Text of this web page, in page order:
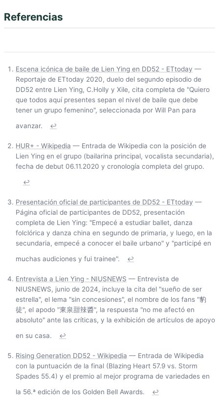
Referencias
Escena icónica de baile de Lien Ying en DD52 - ETtoday —
Reportaje de ETtoday 2020, duelo del segundo episodio de
DD52 entre Lien Ying, C.Holly y Xile, cita completa de "Quiero
que todos aquí presentes sepan el nivel de baile que debe
tener un grupo femenino", seleccionada por Will Pan para
avanzar.
↩
HUR+ - Wikipedia — Entrada de Wikipedia con la posición de
Lien Ying en el grupo (bailarina principal, vocalista secundaria),
fecha de debut 06.11.2020 y cronología completa del grupo.
↩
Presentación oficial de participantes de DD52 - ETtoday —
Página oficial de participantes de DD52, presentación
completa de Lien Ying: "Empecé a estudiar ballet, danza
folclórica y danza china en segundo de primaria, y luego, en la
secundaria, empecé a conocer el baile urbano" y "participé en
muchas audiciones y fui trainee".
↩
Entrevista a Lien Ying - NIUSNEWS — Entrevista de
NIUSNEWS, junio de 2024, incluye la cita del "sueño de ser
estrella", el lema "sin concesiones", el nombre de los fans "豹
徒", el apodo "東泉甜辣醬", la respuesta "no me afectó en
absoluto" ante las críticas, y la exhibición de artículos de apoyo
en su casa.
↩
Rising Generation DD52 - Wikipedia — Entrada de Wikipedia
con la puntuación de la final (Blazing Heart 57.9 vs. Storm
Spades 55.4) y el premio al mejor programa de variedades en
la 56.ª edición de los Golden Bell Awards.
↩